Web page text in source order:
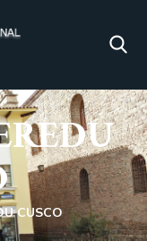
CUSCO